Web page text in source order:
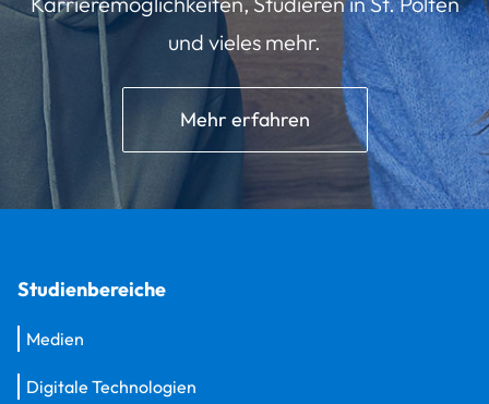
und vieles mehr.
Mehr erfahren
Studienbereiche
Medien
Digitale Technologien